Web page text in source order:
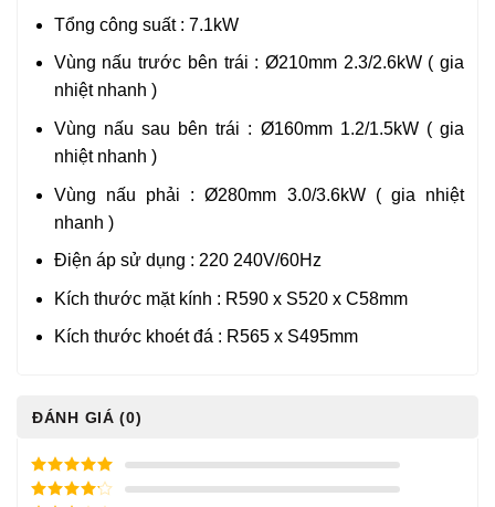
Tổng công suất : 7.1kW
Vùng nấu trước bên trái : Ø210mm 2.3/2.6kW ( gia
nhiệt nhanh )
Vùng nấu sau bên trái : Ø160mm 1.2/1.5kW ( gia
nhiệt nhanh )
Vùng nấu phải : Ø280mm 3.0/3.6kW ( gia nhiệt
nhanh )
Điện áp sử dụng : 220 240V/60Hz
Kích thước mặt kính : R590 x S520 x C58mm
Kích thước khoét đá : R565 x S495mm
ĐÁNH GIÁ (0)
5/ 5 điểm